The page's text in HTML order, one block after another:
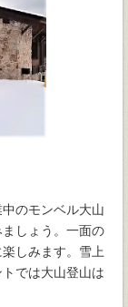
のモンベル大山
しょう。一面の
しみます。雪上
では大山登山は